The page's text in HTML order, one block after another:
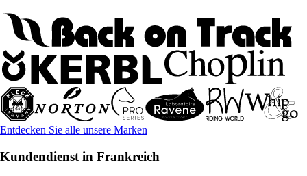
Entdecken Sie alle unsere Marken
Kundendienst in Frankreich